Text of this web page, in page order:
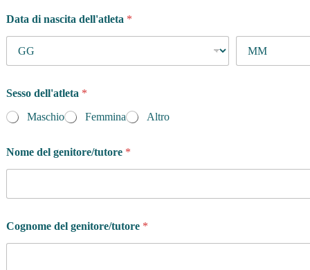
Data di nascita dell'atleta *
Sesso dell'atleta *
Maschio
Femmina Altro
Nome del genitore/tutore *
Cognome del genitore/tutore *